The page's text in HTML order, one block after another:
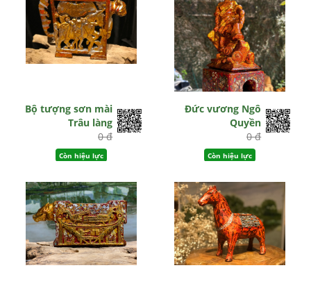
Bộ tượng sơn mài
Trâu làng
0 đ
Còn hiệu lực
Đức vương Ngô
Quyền
0 đ
Còn hiệu lực